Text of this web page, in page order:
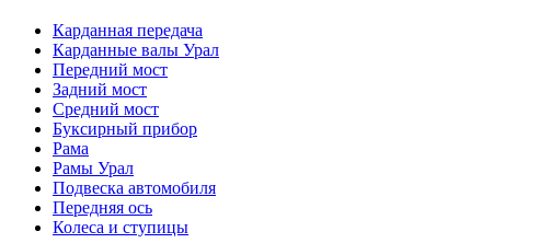
Карданная передача
Карданные валы Урал
Передний мост
Задний мост
Средний мост
Буксирный прибор
Рама
Рамы Урал
Подвеска автомобиля
Передняя ось
Колеса и ступицы